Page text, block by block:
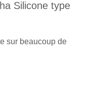
Silicone type
sur beaucoup de